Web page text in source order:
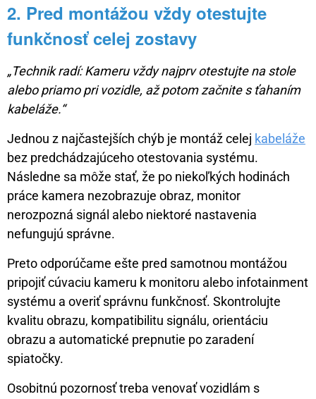
2. Pred montážou vždy otestujte
funkčnosť celej zostavy
„Technik radí: Kameru vždy najprv otestujte na stole
alebo priamo pri vozidle, až potom začnite s ťahaním
kabeláže.“
Jednou z najčastejších chýb je montáž celej kabeláže
bez predchádzajúceho otestovania systému.
Následne sa môže stať, že po niekoľkých hodinách
práce kamera nezobrazuje obraz, monitor
nerozpozná signál alebo niektoré nastavenia
nefungujú správne.
Preto odporúčame ešte pred samotnou montážou
pripojiť cúvaciu kameru k monitoru alebo infotainment
systému a overiť správnu funkčnosť. Skontrolujte
kvalitu obrazu, kompatibilitu signálu, orientáciu
obrazu a automatické prepnutie po zaradení
spiatočky.
Osobitnú pozornosť treba venovať vozidlám s